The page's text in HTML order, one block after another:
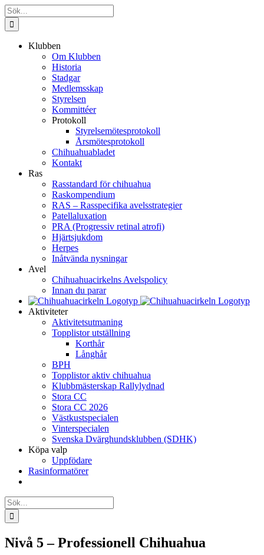
Fortsätt
till
innehållet
Sök
efter:
Klubben
Om Klubben
Historia
Stadgar
Medlemsskap
Styrelsen
Kommittéer
Protokoll
Styrelsemötesprotokoll
Årsmötesprotokoll
Chihuahuabladet
Kontakt
Ras
Rasstandard för chihuahua
Raskompendium
RAS – Rasspecifika avelsstrategier
Patellaluxation
PRA (Progressiv retinal atrofi)
Hjärtsjukdom
Herpes
Inåtvända nysningar
Avel
Chihuahuacirkelns Avelspolicy
Innan du parar
Aktiviteter
Aktivitetsutmaning
Topplistor utställning
Korthår
Långhår
BPH
Topplistor aktiv chihuahua
Klubbmästerskap Rallylydnad
Stora CC
Stora CC 2026
Västkustspecialen
Vinterspecialen
Svenska Dvärghundsklubben (SDHK)
Köpa valp
Uppfödare
Rasinformatörer
Sök
efter:
Nivå 5 – Professionell Chihuahua